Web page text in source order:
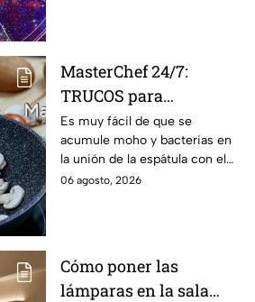
MasterChef 24/7:
TRUCOS para
desinfectar las
miserables de tu cocina
antes de hacer postres
Es muy fácil de que se
acumule moho y bacterias en
la unión de la espátula con el
mango, por lo que
06 agosto, 2026
Cómo poner las
lámparas en la sala